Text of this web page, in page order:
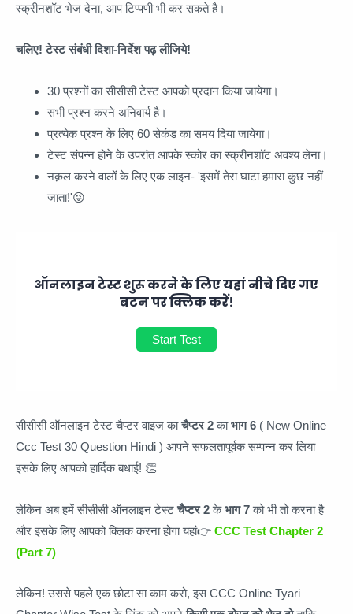
स्क्रीनशॉट भेज देना, आप टिप्पणी भी कर सकते है।
चलिए! टेस्ट संबंधी दिशा-निर्देश पढ़ लीजिये!
30 प्रश्नों का सीसीसी टेस्ट आपको प्रदान किया जायेगा।
सभी प्रश्न करने अनिवार्य है।
प्रत्येक प्रश्न के लिए 60 सेकंड का समय दिया जायेगा।
टेस्ट संपन्न होने के उपरांत आपके स्कोर का स्क्रीनशॉट अवश्य लेना।
नक़ल करने वालों के लिए एक लाइन- 'इसमें तेरा घाटा हमारा कुछ नहीं
जाता!'😜
ऑनलाइन टेस्ट शुरू करने के लिए यहां नीचे दिए गए
बटन पर क्लिक करें!
Start Test
सीसीसी ऑनलाइन टेस्ट चैप्टर वाइज काचैप्टर 2काभाग 6 ( New Online
Ccc Test 30 Question Hindi ) आपने सफलतापूर्वक सम्पन्न कर लिया
इसके लिए आपको हार्दिक बधाई! 👏
लेकिन अब हमें सीसीसी ऑनलाइन टेस्टचैप्टर 2केभाग 7को भी तो करना है
और इसके लिए आपको क्लिक करना होगा यहां👉 CCC Test Chapter 2
(Part 7)
लेकिन! उससे पहले एक छोटा सा काम करो, इस CCC Online Tyari